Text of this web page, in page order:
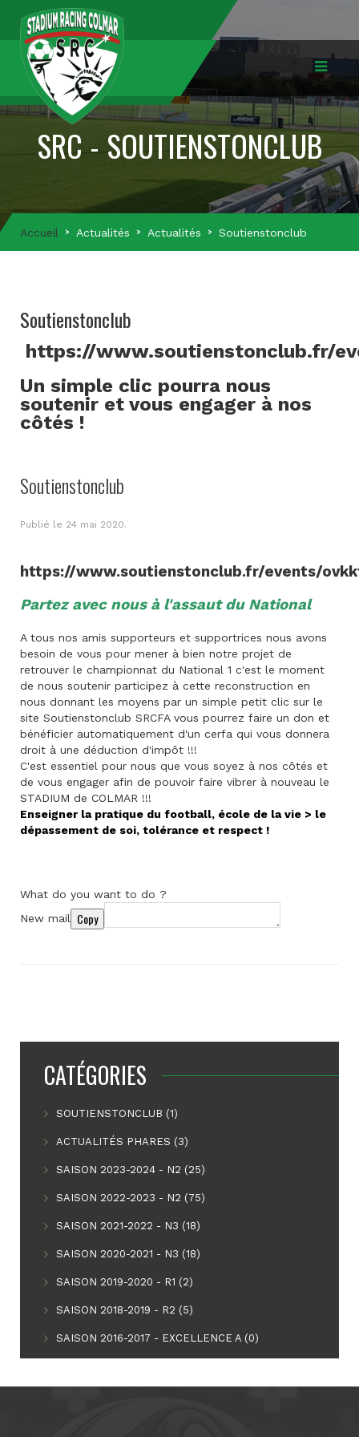
SRC - SOUTIENSTONCLUB
Accueil Actualités Actualités Soutienstonclub
Soutienstonclub
https://www.soutienstonclub.fr/
Un simple clic pourra nous
soutenir et vous engager à nos
côtés !
Soutienstonclub
Publié le 24 mai 2020.
https://www.soutienstonclub.fr/events/
Partez avec nous à l'assaut du National
A tous nos amis supporteurs et supportrices nous avons
besoin de vous pour mener à bien notre projet de
retrouver le championnat du National 1 c'est le moment
de nous soutenir participez à cette reconstruction en
nous donnant les moyens par un simple petit clic sur le
site Soutienstonclub SRCFA vous pourrez faire un don et
bénéficier automatiquement d'un cerfa qui vous donnera
droit à une déduction d'impôt !!!
C'est essentiel pour nous que vous soyez à nos côtés et
de vous engager afin de pouvoir faire vibrer à nouveau le
STADIUM de COLMAR !!!
Enseigner la pratique du football, école de la vie > le
dépassement de soi, tolérance et respect !
What do you want to do ?
New mail
Copy
CATÉGORIES
SOUTIENSTONCLUB (1)
ACTUALITÉS PHARES (3)
SAISON 2023-2024 - N2 (25)
SAISON 2022-2023 - N2 (75)
SAISON 2021-2022 - N3 (18)
SAISON 2020-2021 - N3 (18)
SAISON 2019-2020 - R1 (2)
SAISON 2018-2019 - R2 (5)
SAISON 2016-2017 - EXCELLENCE A (0)